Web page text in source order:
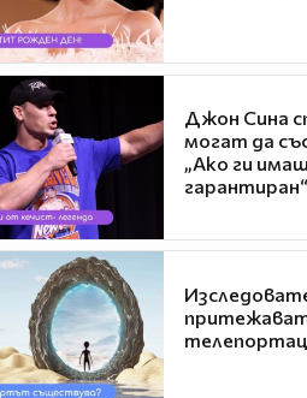
Джон Сина
могат да
„Ако ги